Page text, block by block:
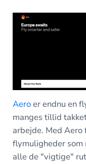
Aeroer endnu en
manges tillid
arbejde. Med Aero
flymuligheder som
alle de "vigtige"